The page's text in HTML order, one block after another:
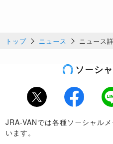
トップ ニュース ニュース
ソーシ
Twitter Facebook
JRA-VANでは各種ソーシャル
います。